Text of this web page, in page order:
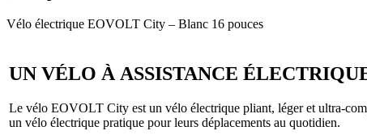
Vélo électrique EOVOLT City – Blanc 16 pouces
UN VÉLO À ASSISTANCE
Le vélo EOVOLT City est un vélo électrique pliant, léger et ultra-
un vélo électrique pratique pour leurs déplacements au quotidien.